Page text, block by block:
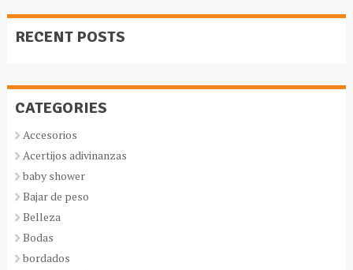
RECENT POSTS
CATEGORIES
Accesorios
Acertijos adivinanzas
baby shower
Bajar de peso
Belleza
Bodas
bordados